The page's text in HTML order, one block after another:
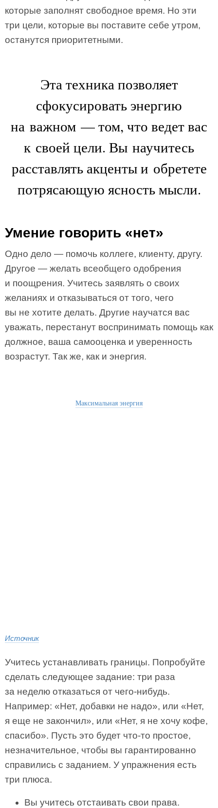
которые заполнят свободное время. Но эти
три цели, которые вы поставите себе утром,
останутся приоритетными.
Эта техника позволяет
сфокусировать энергию
на важном — том, что ведет вас
к своей цели. Вы научитесь
расставлять акценты и обретете
потрясающую ясность мысли.
Умение говорить «нет»
Одно дело — помочь коллеге, клиенту, другу.
Другое — желать всеобщего одобрения
и поощрения. Учитесь заявлять о своих
желаниях и отказываться от того, чего
вы не хотите делать. Другие научатся вас
уважать, перестанут воспринимать помощь как
должное, ваша самооценка и уверенность
возрастут. Так же, как и энергия.
Максимальная энергия
Источник
Учитесь устанавливать границы. Попробуйте
сделать следующее задание: три раза
за неделю отказаться от чего-нибудь.
Например: «Нет, добавки не надо», или «Нет,
я еще не закончил», или «Нет, я не хочу кофе,
спасибо». Пусть это будет что-то простое,
незначительное, чтобы вы гарантированно
справились с заданием. У упражнения есть
три плюса.
Вы учитесь отстаивать свои права.